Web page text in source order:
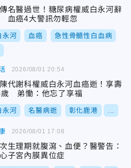
名醫過世！糖尿病權威白永河辭
血癌4大警訊勿輕忽
永河 血癌 急性骨髓性白血病
代謝科權威白永河血癌逝！享壽
弟慟：他忘了享福
永河 名醫病逝 彰化鹿港
2026/08/01 20:54
生理期就腹瀉、血便？醫警告：
子宮內膜異位症
2026/08/01 17:08